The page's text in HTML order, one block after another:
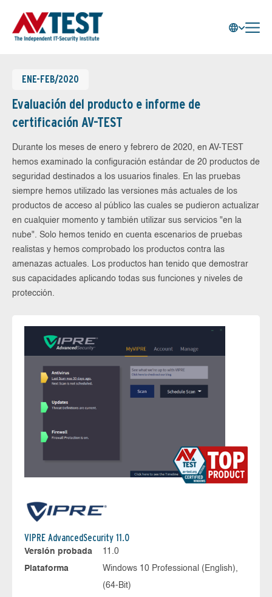
ENE-FEB/2020
Evaluación del producto e informe de
certificación AV-TEST
Durante los meses de enero y febrero de 2020, en AV-TEST
hemos examinado la configuración estándar de 20 productos de
seguridad destinados a los usuarios finales. En las pruebas
siempre hemos utilizado las versiones más actuales de los
productos de acceso al público las cuales se pudieron actualizar
en cualquier momento y también utilizar sus servicios "en la
nube". Solo hemos tenido en cuenta escenarios de pruebas
realistas y hemos comprobado los productos contra las
amenazas actuales. Los productos han tenido que demostrar
sus capacidades aplicando todas sus funciones y niveles de
protección.
VIPRE AdvancedSecurity 11.0
Versión probada
11.0
Plataforma
Windows 10 Professional (English),
(64-Bit)